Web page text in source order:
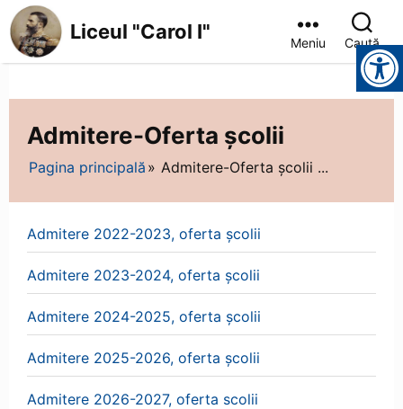
Liceul "Carol I" Meniu Caută
Instrumente pentru accesibilitate
Admitere-Oferta școlii
Pagina principală Admitere-Oferta școlii ...
Admitere 2022-2023, oferta școlii
Admitere 2023-2024, oferta școlii
Admitere 2024-2025, oferta școlii
Admitere 2025-2026, oferta școlii
Admitere 2026-2027, oferta scolii